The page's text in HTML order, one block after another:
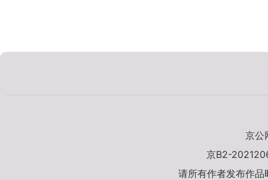
京公
京B2-
请所有作者发布作